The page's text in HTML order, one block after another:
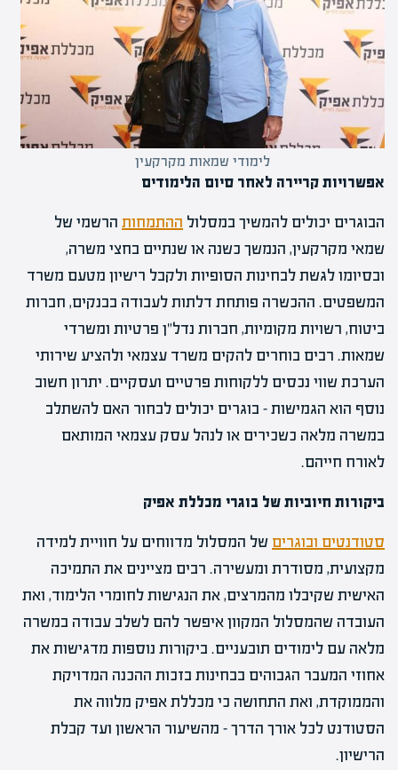
לימודי שמאות מקרקעין
אפשרויות קריירה לאחר סיום הלימודים
הבוגרים יכולים להמשיך במסלול ההתמחות הרשמי של
שמאי מקרקעין, הנמשך כשנה או שנתיים בחצי משרה,
ובסיומו לגשת לבחינות הסופיות ולקבל רישיון מטעם משרד
המשפטים. ההכשרה פותחת דלתות לעבודה בבנקים, חברות
ביטוח, רשויות מקומיות, חברות נדל"ן פרטיות ומשרדי
שמאות. רבים בוחרים להקים משרד עצמאי ולהציע שירותי
הערכת שווי נכסים ללקוחות פרטיים ועסקיים. יתרון חשוב
נוסף הוא הגמישות – בוגרים יכולים לבחור האם להשתלב
במשרה מלאה כשכירים או לנהל עסק עצמאי המותאם
לאורח חייהם.
ביקורות חיוביות של בוגרי מכללת אפיק
סטודנטים ובוגרים של המסלול מדווחים על חוויית למידה
מקצועית, מסודרת ומעשירה. רבים מציינים את התמיכה
האישית שקיבלו מהמרצים, את הנגישות לחומרי הלימוד, ואת
העובדה שהמסלול המקוון איפשר להם לשלב עבודה במשרה
מלאה עם לימודים תובעניים. ביקורות נוספות מדגישות את
אחוזי המעבר הגבוהים בבחינות בזכות ההכנה המדויקת
והממוקדת, ואת התחושה כי מכללת אפיק מלווה את
הסטודנט לכל אורך הדרך – מהשיעור הראשון ועד קבלת
הרישיון.